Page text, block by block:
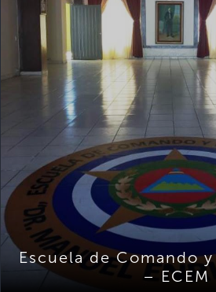
Escuela de Comando
– ECEM